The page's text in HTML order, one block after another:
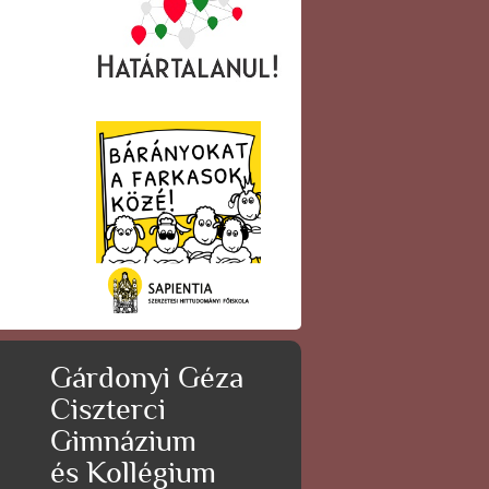
Gárdonyi Géza
Ciszterci
Gimnázium
és Kollégium